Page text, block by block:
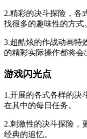
2.精彩的决斗探险，各
找很多的趣味性的方式
3.超酷炫的作战动画特
的精彩实际操作都将会
游戏闪光点
1.开展的各式各样的决
在其中的每日任务。
2.刺激性的决斗探险，
经典的追忆。